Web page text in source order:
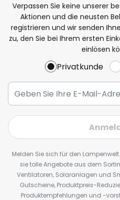
Verpassen Sie keine unserer
Aktionen und die neusten
registrieren und wir senden
zu, den Sie bei Ihrem ersten
einlösen
Privatkunde
Melden Sie sich für den
sie tolle Angebote aus dem
Ventilatoren, Solaranlagen und
Gutscheine, Produktpreis-
Produktempfehlungen und -